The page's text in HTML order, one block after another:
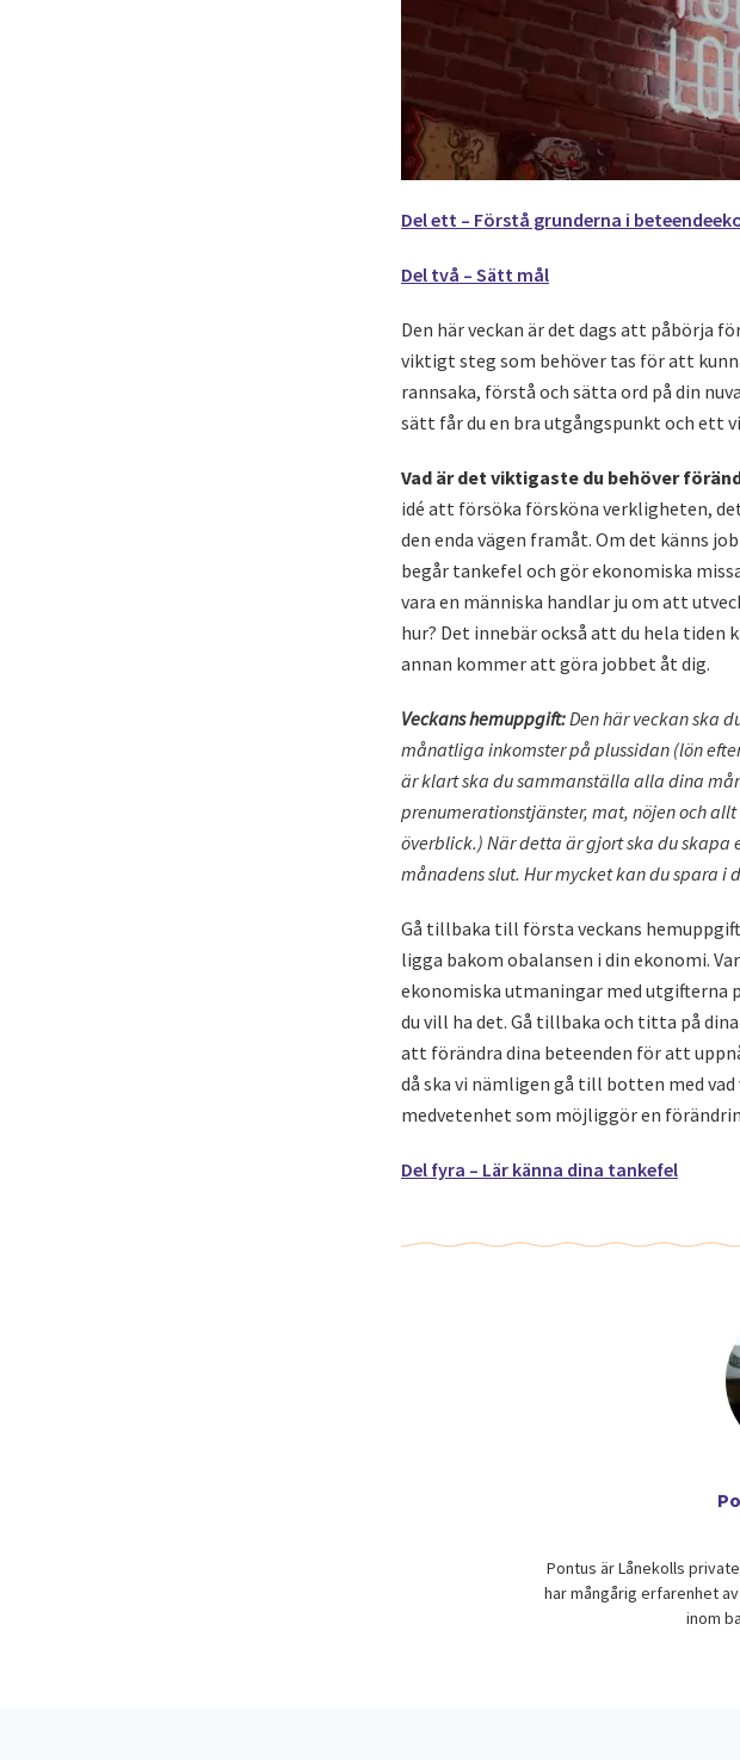
Del ett – Förstå grunderna i
Del två – Sätt mål
Den här veckan är det dags att påbörja
viktigt steg som behöver tas för att
rannsaka, förstå och sätta ord på din
sätt får du en bra utgångspunkt och ett
Vad är det viktigaste du behöver
idé att försöka försköna verkligheten,
den enda vägen framåt. Om det känns
begår tankefel och gör ekonomiska
vara en människa handlar ju om att
hur? Det innebär också att du hela tiden
annan kommer att göra jobbet åt dig.
Veckans hemuppgift:Den här veckan ska
månatliga inkomster på plussidan (lön
är klart ska du sammanställa alla dina
prenumerationstjänster, mat, nöjen och
överblick.) När detta är gjort ska du skapa
månadens slut. Hur mycket kan du spara i
Gå tillbaka till första veckans
ligga bakom obalansen i din ekonomi.
ekonomiska utmaningar med utgifterna
du vill ha det. Gå tillbaka och titta på
att förändra dina beteenden för att
då ska vi nämligen gå till botten med
medvetenhet som möjliggör en
Del fyra – Lär känna dina tankefel
Pontus är Lånekolls
har mångårig erfarenhet
inom